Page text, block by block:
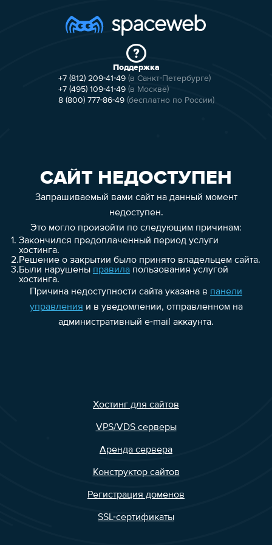
Поддержка
+7 (812) 209-41-49 (в Санкт-Петербурге)
+7 (495) 109-41-49 (в Москве)
8 (800) 777-86-49 (бесплатно по России)
САЙТ НЕДОСТУПЕН
Запрашиваемый вами сайт на данный момент
недоступен.
Это могло произойти по следующим причинам:
1. Закончился предоплаченный период услуги
хостинга.
2.Решение о закрытии было принято владельцем сайта.
3.Были нарушены правилапользования услугой
хостинга.
Причина недоступности сайта указана в панели
управления и в уведомлении, отправленном на
административный e-mail аккаунта.
Хостинг для сайтов
VPS/VDS серверы
Аренда сервера
Конструктор сайтов
Регистрация доменов
SSL-сертификаты